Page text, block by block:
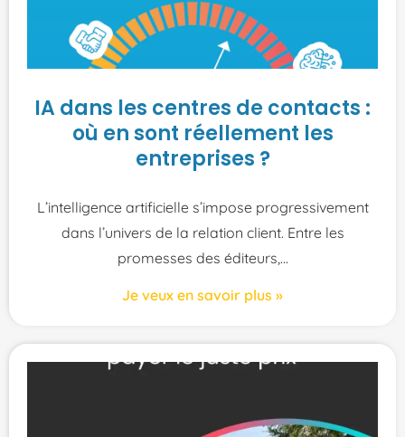
IA dans les centres de contacts :
où en sont réellement les
entreprises ?
L’intelligence artificielle s’impose progressivement
dans l’univers de la relation client. Entre les
promesses des éditeurs,
Je veux en savoir plus »